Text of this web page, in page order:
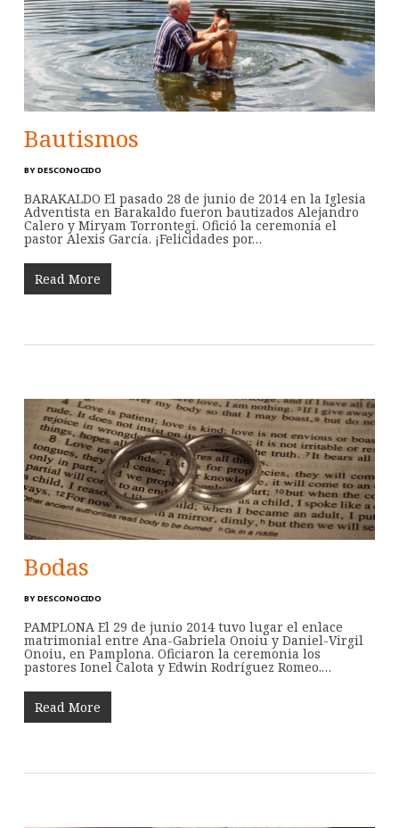
Bautismos
BY DESCONOCIDO
BARAKALDO El pasado 28 de junio de 2014 en la Iglesia
Adventista en Barakaldo fueron bautizados Alejandro
Calero y Miryam Torrontegi. Ofició la ceremonia el
pastor Alexis García. ¡Felicidades por…
Read More
Bodas
BY DESCONOCIDO
PAMPLONA El 29 de junio 2014 tuvo lugar el enlace
matrimonial entre Ana-Gabriela Onoiu y Daniel-Virgil
Onoiu, en Pamplona. Oficiaron la ceremonia los
pastores Ionel Calota y Edwin Rodríguez Romeo.…
Read More